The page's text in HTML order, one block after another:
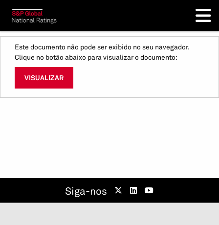
Este documento não pode ser exibido no seu navegador.
Clique no botão abaixo para visualizar o documento:
VISUALIZAR
Siga-nos